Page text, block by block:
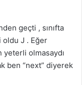
geçti , sınıfta
oldu J . Eğer
olmasaydı
ben “next” diyerek